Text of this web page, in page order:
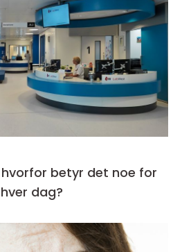
betyr det noe for
dag?